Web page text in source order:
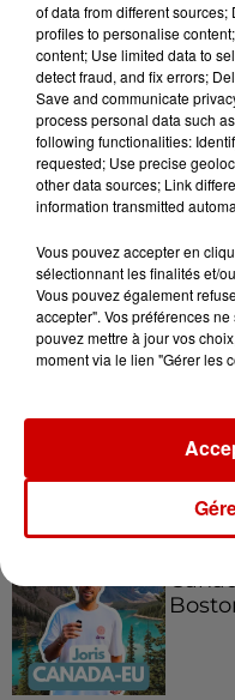
de la...
vous !
Podcasts
of data from different
profiles to personalise
content; Use limited data to
detect fraud, and fix errors;
Save and communicate
process personal data such
following functionalities:
requested; Use precise
other data sources; Link
information transmitted
Vous pouvez accepter en
sélectionnant les finalités et/
Vous pouvez également
accepter". Vos préférences
pouvez mettre à jour vos
moment via le lien "Gérer les